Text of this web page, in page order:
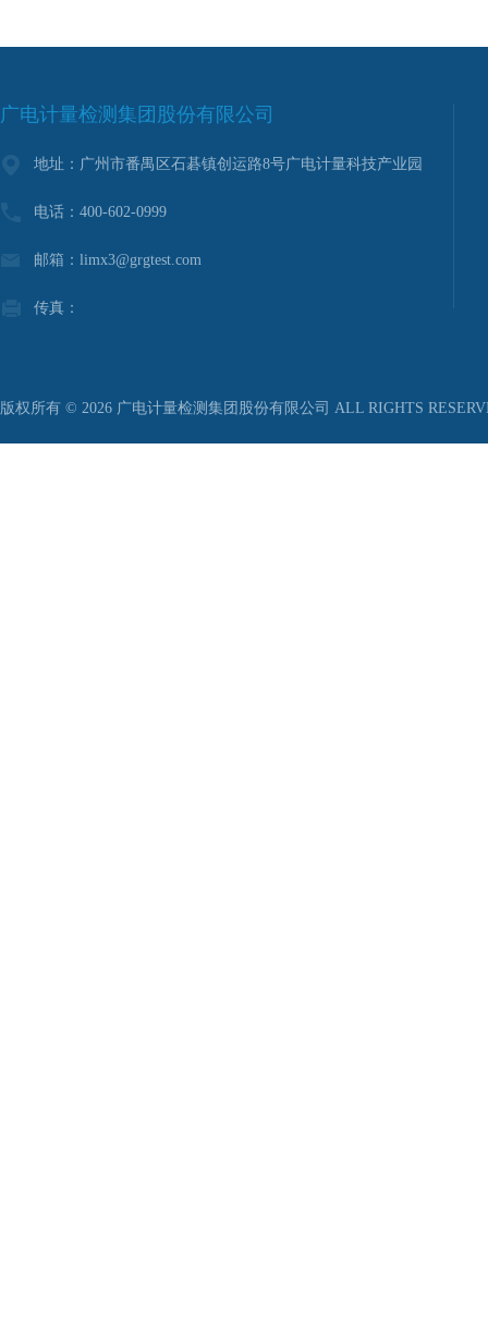
广电计量检测集团股份有限公司
地址：广州市番禺区石碁镇创运路8号广电计量科技产业园
电话：400-602-0999
邮箱：limx3@grgtest.com
传真：
版权所有 © 2026 广电计量检测集团股份有限公司 ALL RIGHTS